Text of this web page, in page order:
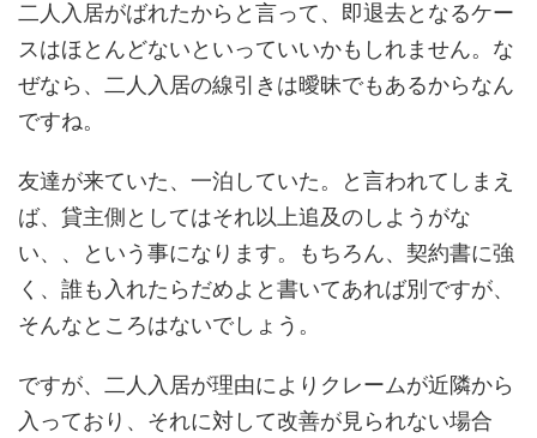
二人入居がばれたからと言って、即退去となるケー
スはほとんどないといっていいかもしれません。な
ぜなら、二人入居の線引きは曖昧でもあるからなん
ですね。
友達が来ていた、一泊していた。と言われてしまえ
ば、貸主側としてはそれ以上追及のしようがな
い、、という事になります。もちろん、契約書に強
く、誰も入れたらだめよと書いてあれば別ですが、
そんなところはないでしょう。
ですが、二人入居が理由によりクレームが近隣から
入っており、それに対して改善が見られない場合